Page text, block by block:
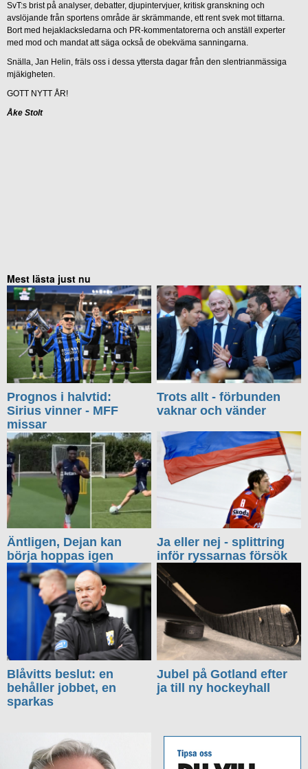
SvT:s brist på analyser, debatter, djupintervjuer, kritisk granskning och
avslöjande från sportens område är skrämmande, ett rent svek mot tittarna.
Bort med hejaklacksledarna och PR-kommentatorerna och anställ experter
med mod och mandat att säga också de obekväma sanningarna.
Snälla, Jan Helin, fräls oss i dessa yttersta dagar från den slentrianmässiga
mjäkigheten.
GOTT NYTT ÅR!
Åke Stolt
Mest lästa just nu
Prognos i halvtid:
Sirius vinner - MFF
missar
Trots allt - förbunden
vaknar och vänder
Äntligen, Dejan kan
börja hoppas igen
Ja eller nej - splittring
inför ryssarnas försök
Blåvitts beslut: en
behåller jobbet, en
sparkas
Jubel på Gotland efter
ja till ny hockeyhall